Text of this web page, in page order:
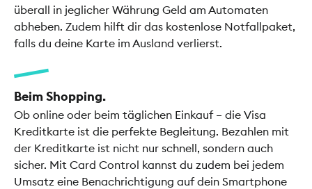
überall in jeglicher Währung Geld am Automaten
abheben. Zudem hilft dir das kostenlose Notfallpaket,
falls du deine Karte im Ausland verlierst.
Beim Shopping.
Ob online oder beim täglichen Einkauf – die Visa
Kreditkarte ist die perfekte Begleitung. Bezahlen mit
der Kreditkarte ist nicht nur schnell, sondern auch
sicher. Mit Card Control kannst du zudem bei jedem
Umsatz eine Benachrichtigung auf dein Smartphone